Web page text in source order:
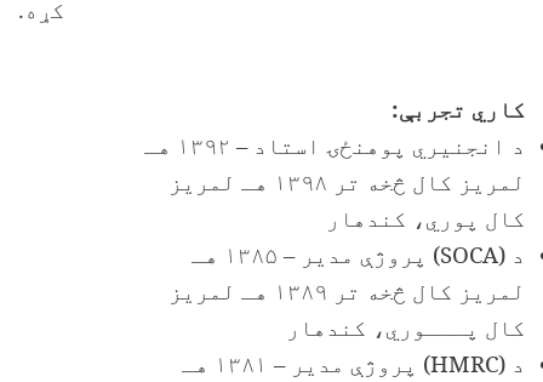
کړه.
کاري تجربې:
د انجنیري پوهنځۍ استاد – ۱۳۹۲ هـ
لمریز کال څخه تر ۱۳۹۸ هـ لمریز
کال پوري، کندهار
د (SOCA)
پروژې مدیر – ۱۳۸۵ هـ
لمریز کال څخه تر ۱۳۸۹ هـ لمریز
کال پـــوري، کندهار
د (HMRC)
پروژې مدیر – ۱۳۸۱ هـ